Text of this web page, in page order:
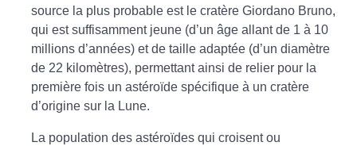
source la plus probable est le cratère Giordano Bruno,
qui est suffisamment jeune (d’un âge allant de 1 à 10
millions d’années) et de taille adaptée (d’un diamètre
de 22 kilomètres), permettant ainsi de relier pour la
première fois un astéroïde spécifique à un cratère
d’origine sur la Lune.
La population des astéroïdes qui croisent ou